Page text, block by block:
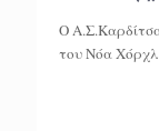
Ο
του Νόα